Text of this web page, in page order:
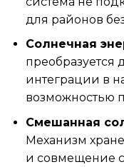
для районов
Солнечная
преобразуется
интеграции в
возможностью
Смешанная
Механизм
и совмещение